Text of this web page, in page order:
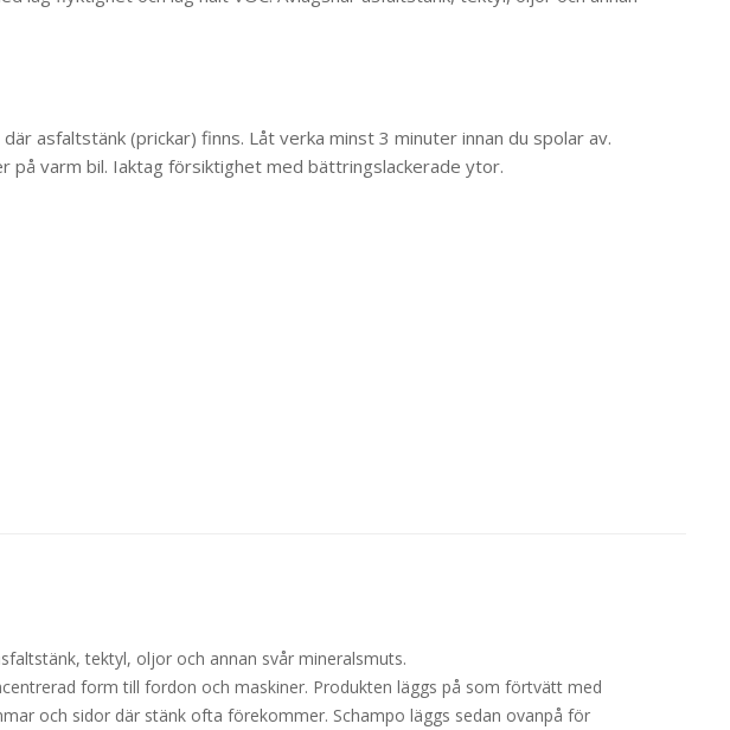
asfaltstänk (prickar) finns. Låt verka minst 3 minuter innan du spolar av.
på varm bil. Iaktag försiktighet med bättringslackerade ytor.
tektyl, oljor och annan svår mineralsmuts.
form till fordon och maskiner. Produkten läggs på som förtvätt med
och sidor där stänk ofta förekommer. Schampo läggs sedan ovanpå för